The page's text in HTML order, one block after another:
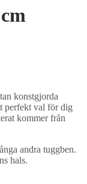
konstgjorda
perfekt val för dig
kommer från
andra tuggben.
hals.